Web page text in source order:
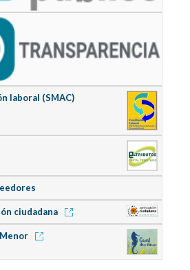
laboral (SMAC)
ciudadana